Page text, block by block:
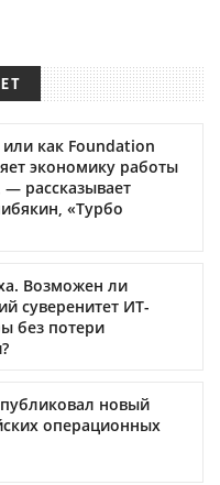
как Foundation
экономику работы
рассказывает
«Турбо
Возможен ли
суверенитет ИТ-
без потери
новый
операционных